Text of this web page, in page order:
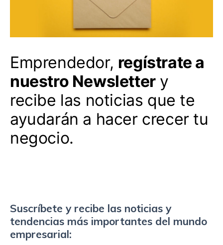
Emprendedor, regístrate a
nuestro Newslettery
recibe las noticias que te
ayudarán a hacer crecer tu
negocio.